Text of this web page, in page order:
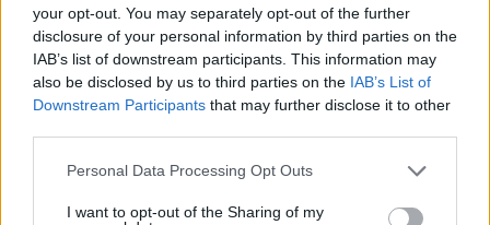
your opt-out. You may separately opt-out of the further
disclosure of your personal information by third parties on the
IAB’s list of downstream participants. This information may
also be disclosed by us to third parties on the IAB’s List of
Downstream Participants that may further disclose it to other
Please note that this website/app uses one or more Google
not limited to your visit or usage behaviour. You may click to
Personal Data Processing Opt Outs
I want to opt-out of the Sharing of my
ΡΟΗ ΕΙΔΗΣΕΩΝ
Ειδήσεις Δημοφιλή Σχολιασμένα
κάνετε
πριν 8 λεπτά